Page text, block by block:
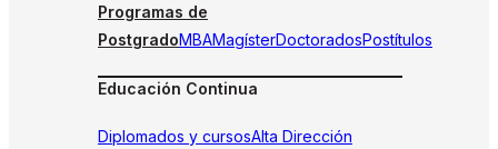
Programas de
PostgradoMBAMagísterDoctoradosPostítulos
Educación Continua
Diplomados y cursosAlta Dirección